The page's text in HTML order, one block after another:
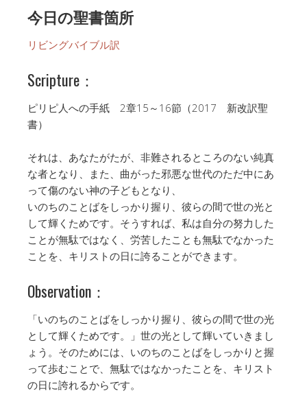
今日の聖書箇所
リビングバイブル訳
Scripture：
ピリピ人への手紙 2章15～16節（2017 新改訳聖
書）
それは、あなたがたが、非難されるところのない純真
な者となり、また、曲がった邪悪な世代のただ中にあ
って傷のない神の子どもとなり、
いのちのことばをしっかり握り、彼らの間で世の光と
して輝くためです。そうすれば、私は自分の努力した
ことが無駄ではなく、労苦したことも無駄でなかった
ことを、キリストの日に誇ることができます。
Observation：
「いのちのことばをしっかり握り、彼らの間で世の光
として輝くためです。」世の光として輝いていきまし
ょう。そのためには、いのちのことばをしっかりと握
って歩むことで、無駄ではなかったことを、キリスト
の日に誇れるからです。